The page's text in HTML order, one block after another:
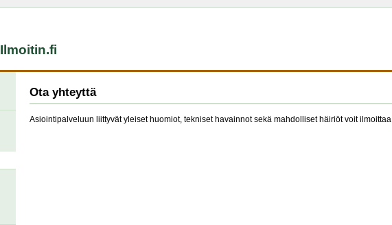
Ilmoitin.fi
Ota yhteyttä
Asiointipalveluun liittyvät yleiset huomiot, tekniset havainnot sekä mahdolliset häiriöt voit ilmoittaa